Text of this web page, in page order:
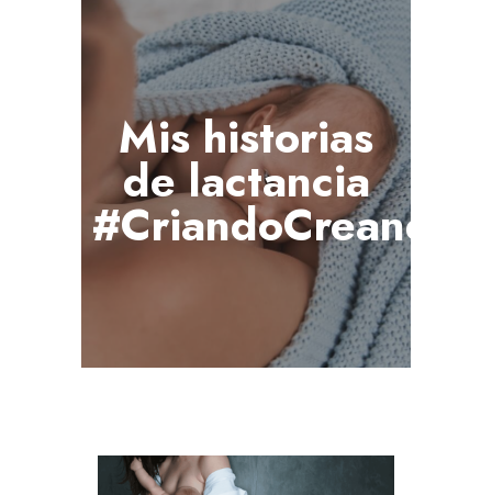
Mis historias
de lactancia
#CriandoCreando